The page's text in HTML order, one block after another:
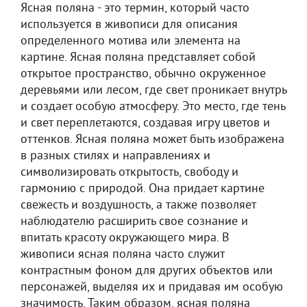
Ясная поляна - это термин, который часто
используется в живописи для описания
определенного мотива или элемента на
картине. Ясная поляна представляет собой
открытое пространство, обычно окруженное
деревьями или лесом, где свет проникает внутрь
и создает особую атмосферу. Это место, где тень
и свет переплетаются, создавая игру цветов и
оттенков. Ясная поляна может быть изображена
в разных стилях и направлениях и
символизировать открытость, свободу и
гармонию с природой. Она придает картине
свежесть и воздушность, а также позволяет
наблюдателю расширить свое сознание и
впитать красоту окружающего мира. В
живописи ясная поляна часто служит
контрастным фоном для других объектов или
персонажей, выделяя их и придавая им особую